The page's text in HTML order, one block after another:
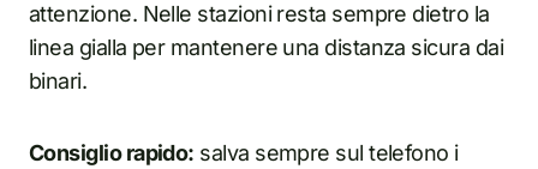
attenzione. Nelle stazioni resta sempre dietro la
linea gialla per mantenere una distanza sicura dai
binari.
Consiglio rapido: salva sempre sul telefono i